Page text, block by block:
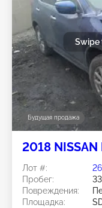
Будущая продажа
Swipe
2018
Лот #:
Пробег:
Повреждения:
Площадка: